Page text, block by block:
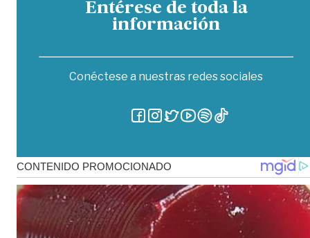
Entérese de toda la
información
Conéctese a nuestras redes sociales